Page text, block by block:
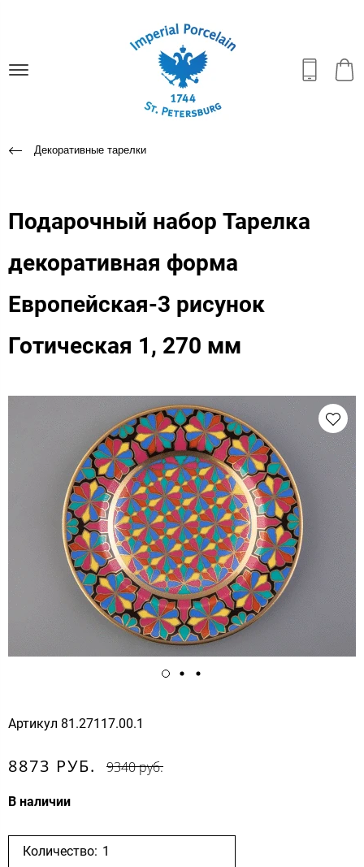
Декоративные тарелки
Подарочный набор Тарелка
декоративная форма
Европейская-3 рисунок
Готическая 1, 270 мм
Артикул 81.27117.00.1
8873 РУБ. 9340 руб.
В наличии
Количество: